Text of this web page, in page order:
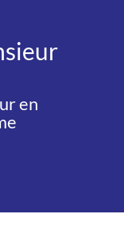
en